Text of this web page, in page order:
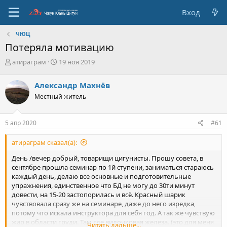
Вход
ЧЮЦ
Потеряла мотивацию
А
т
о
р
т
е
м
атираграм
Д
а
с
з
н
я
19 ноя 2019
Александр Махнёв
Местный житель
5 апр 2020 #61
атираграм сказал(а):
День /вечер добрый, товарищи цигунисты. Прошу совета, в
сентябре прошла семинар по 1й ступени, заниматься стараюсь
каждый день, делаю все основные и подготовительные
упражнения, единственное что БД не могу до 30ти минут
довести, на 15-20 застопорилась и всё. Красный шарик
чувствовала сразу же на семинаре, даже до него изредка,
потому что искала инструктора для себя год. А так же чувствую
жар в области груди. Там где вилочковая железа. (это для меня
Читать дальше...